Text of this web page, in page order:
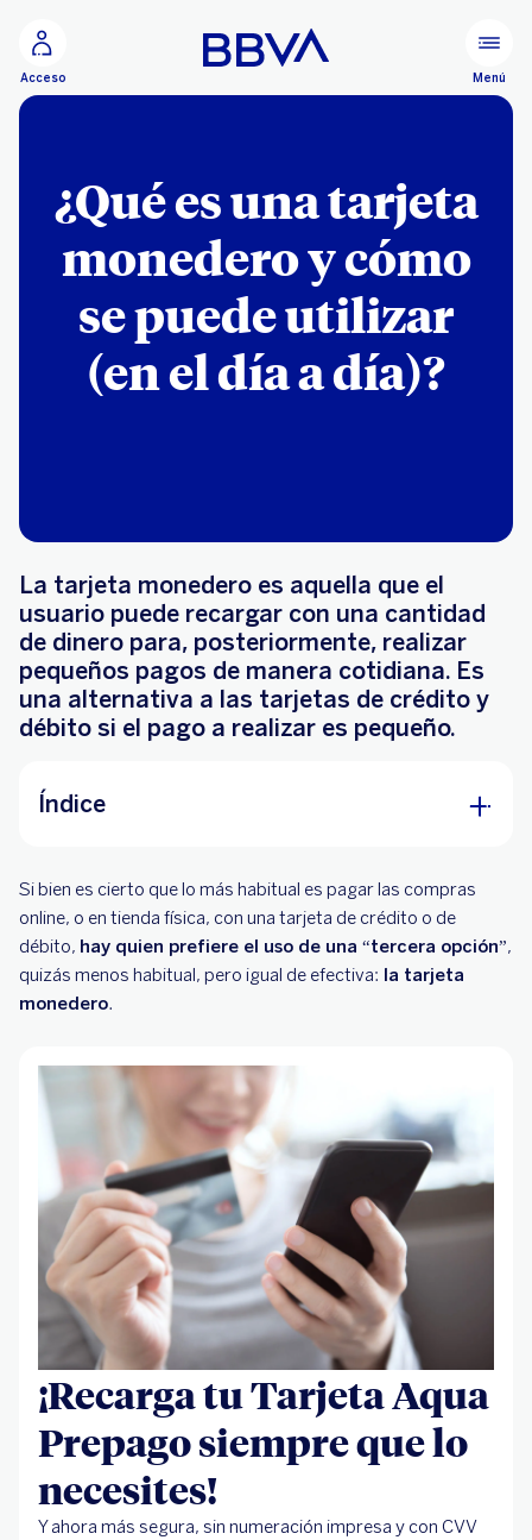
Acceso Menú
¿Qué es una tarjeta
monedero y cómo
se puede utilizar
(en el día a día)?
La tarjeta monedero es aquella que el
usuario puede recargar con una cantidad
de dinero para, posteriormente, realizar
pequeños pagos de manera cotidiana. Es
una alternativa a las tarjetas de crédito y
débito si el pago a realizar es pequeño.
Índice
¿Cuáles son las principales características de
una tarjeta monedero?
¿Cómo funcionan las tarjetas monedero?
¿Qué tipos de tarjeta monedero existen?
¿Cuáles son las principales ventajas de una
tarjeta monedero?
¿Cómo se consulta el saldo de una tarjeta
monedero?
¿Qué diferencia a una tarjeta monedero de una
tarjeta prepago?
Si bien es cierto que lo más habitual es pagar las compras
online, o en tienda física, con una tarjeta de crédito o de
débito, hay quien prefiere el uso de una “tercera opción”,
quizás menos habitual, pero igual de efectiva: la tarjeta
monedero.
¡Recarga tu Tarjeta Aqua
Prepago siempre que lo
necesites!
Y ahora más segura, sin numeración impresa y con CVV